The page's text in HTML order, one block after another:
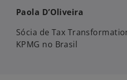
Paola D’Oliveira
Sócia de Tax
KPMG no Brasil